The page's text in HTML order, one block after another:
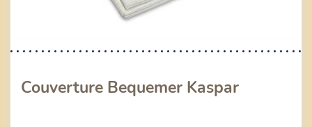
Couverture Bequemer Kaspar